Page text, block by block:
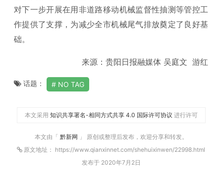
对下一步开展在用非道路移动机械监督性抽测等管控工
作提供了支撑，为减少全市机械尾气排放奠定了良好基
础。
来源：贵阳日报融媒体 吴庭文 游红
话题： NO TAG
本文采用 知识共享署名-相同方式共享 4.0 国际许可协议 进行许可
本文由「 黔新网 」 原创或整理后发布，欢迎分享和转发。
原文地址： https://www.qianxinnet.com/shehuixinwen/22998.html
发布于 2020年7月2日